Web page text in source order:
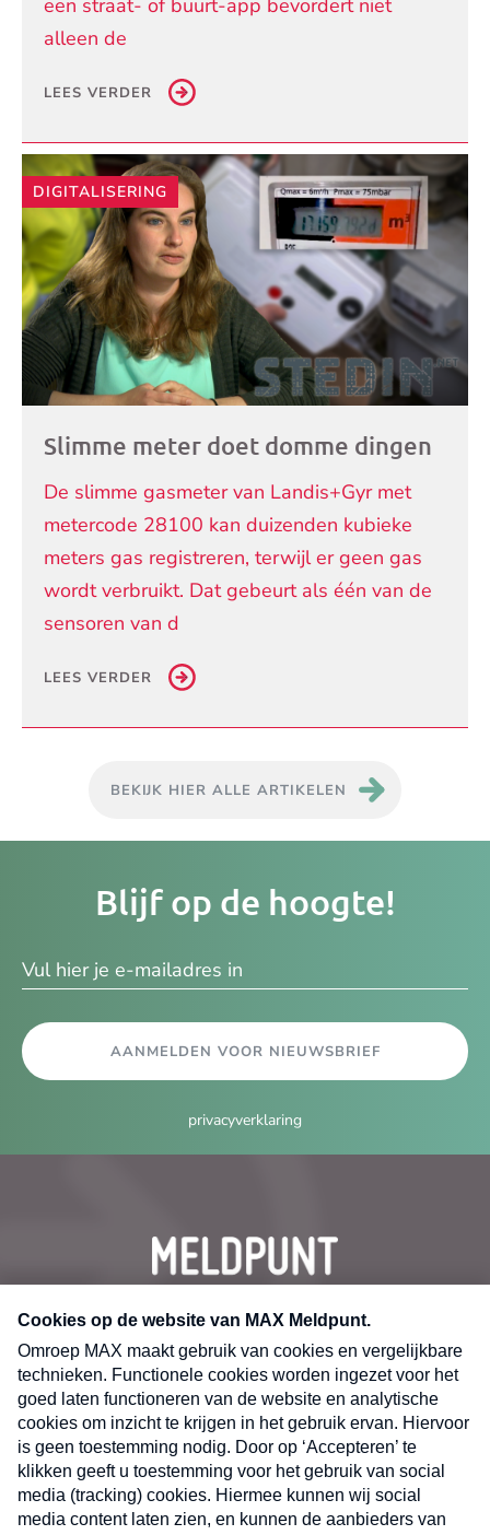
een straat- of buurt-app bevordert niet
alleen de
LEES VERDER
DIGITALISERING
Slimme meter doet domme dingen
De slimme gasmeter van Landis+Gyr met
metercode 28100 kan duizenden kubieke
meters gas registreren, terwijl er geen gas
wordt verbruikt. Dat gebeurt als één van de
sensoren van d
LEES VERDER
BEKIJK HIER ALLE ARTIKELEN
Blijf op de hoogte!
AANMELDEN VOOR NIEUWSBRIEF
privacyverklaring
CONTACT
Volg ons op